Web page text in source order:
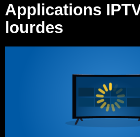
Applications
lourdes